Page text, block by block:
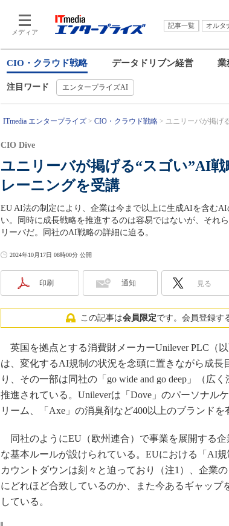
メディア
記事一覧 オルタ
CIO・クラウド戦略 データドリブン経営 業
注目ワード エンタープライズAI
ITmedia エンタープライズ CIO・クラウド戦略 ユニリーバが掲げ
ユニリーバが掲げる“スゴい”AI
レーニングを受講
CIO Dive
EU AI法の制定により、企業は今まで以上に生成AIを含む
い。同時に成長戦略を推進するのは容易ではないが、それ
リーバだ。同社のAI戦略の詳細に迫る。
2024年10月17日 08時00分 公開
印刷 通知 見る
この記事は会員限定です。会員登録す
英国を拠点とする消費財メーカーUnilever PLC（以
は、変化するAI規制の状況を念頭に置きながら成長
り、その一部は同社の「go wide and go deep」（広
推進されている。Unileverは「Dove」のパーソナル
リーム、「Axe」の消臭剤など400以上のブランドを
同社のようにEU（欧州連合）で事業を展開する
な基本ルールが設けられている。EUにおける「AI
カウントダウンは刻々と迫っており（注1）、企業
にどれほど合致しているのか、また今あるギャップ
している。